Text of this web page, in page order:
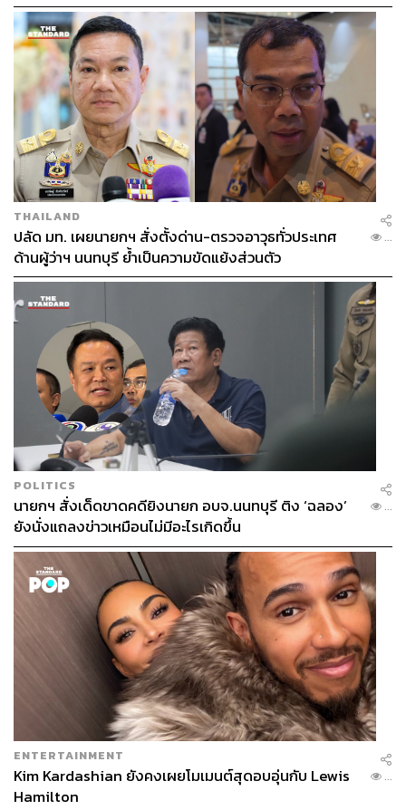
THAILAND
ปลัด มท. เผยนายกฯ สั่งตั้งด่าน-ตรวจอาวุธทั่วประเทศ
ด้านผู้ว่าฯ นนทบุรี ย้ำเป็นความขัดแย้งส่วนตัว
...
POLITICS
นายกฯ สั่งเด็ดขาดคดียิงนายก อบจ.นนทบุรี ติง ‘ฉลอง’
ยังนั่งแถลงข่าวเหมือนไม่มีอะไรเกิดขึ้น
...
ENTERTAINMENT
Kim Kardashian ยังคงเผยโมเมนต์สุดอบอุ่นกับ Lewis
Hamilton
...